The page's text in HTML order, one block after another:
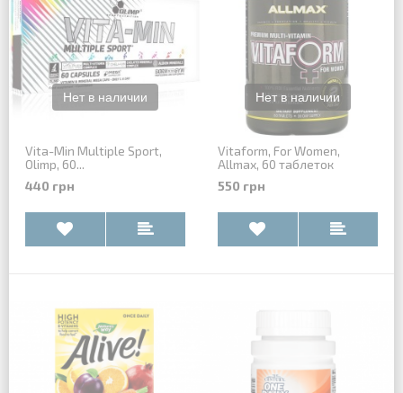
Vita-Min Multiple Sport,
Olimp, 60...
440 грн
Vitaform, For Women,
Allmax, 60 таблеток
550 грн